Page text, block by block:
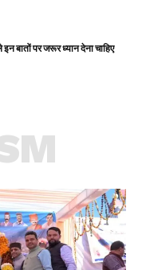
बातों पर जरूर ध्यान देना चाहिए